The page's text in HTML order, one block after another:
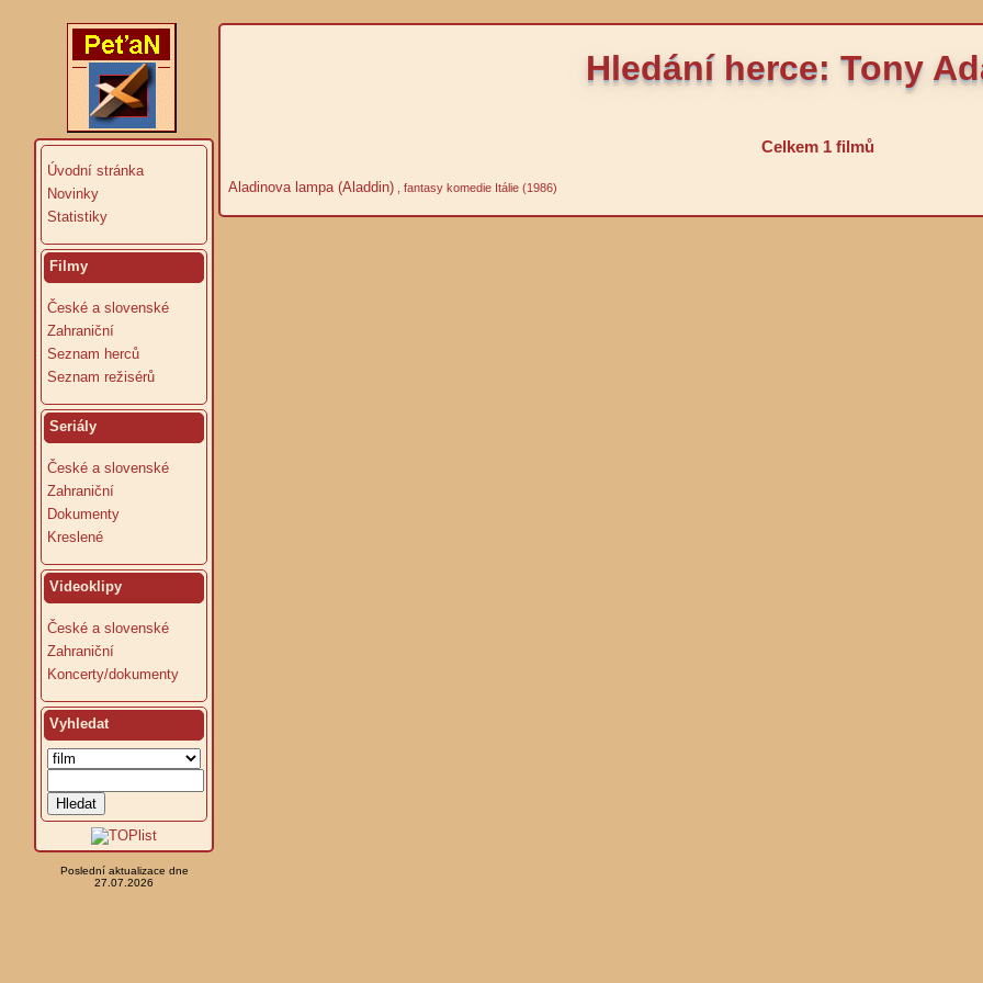
Úvodní stránka
Novinky
Statistiky
Filmy
České a slovenské
Zahraniční
Seznam herců
Seznam režisérů
Seriály
České a slovenské
Zahraniční
Dokumenty
Kreslené
Videoklipy
České a slovenské
Zahraniční
Koncerty/dokumenty
Vyhledat
Poslední aktualizace dne
27.07.2026
Hledání herce: Tony
Celkem 1 filmů
Aladinova lampa (Aladdin) , fantasy komedie Itálie (1986)